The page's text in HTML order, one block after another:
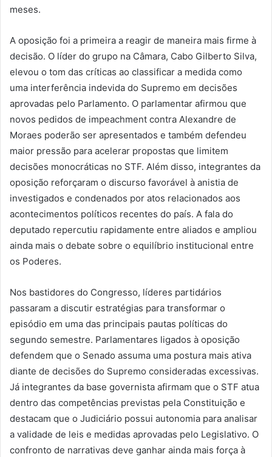
meses.
A oposição foi a primeira a reagir de maneira mais firme à
decisão. O líder do grupo na Câmara, Cabo Gilberto Silva,
elevou o tom das críticas ao classificar a medida como
uma interferência indevida do Supremo em decisões
aprovadas pelo Parlamento. O parlamentar afirmou que
novos pedidos de impeachment contra Alexandre de
Moraes poderão ser apresentados e também defendeu
maior pressão para acelerar propostas que limitem
decisões monocráticas no STF. Além disso, integrantes da
oposição reforçaram o discurso favorável à anistia de
investigados e condenados por atos relacionados aos
acontecimentos políticos recentes do país. A fala do
deputado repercutiu rapidamente entre aliados e ampliou
ainda mais o debate sobre o equilíbrio institucional entre
os Poderes.
Nos bastidores do Congresso, líderes partidários
passaram a discutir estratégias para transformar o
episódio em uma das principais pautas políticas do
segundo semestre. Parlamentares ligados à oposição
defendem que o Senado assuma uma postura mais ativa
diante de decisões do Supremo consideradas excessivas.
Já integrantes da base governista afirmam que o STF atua
dentro das competências previstas pela Constituição e
destacam que o Judiciário possui autonomia para analisar
a validade de leis e medidas aprovadas pelo Legislativo. O
confronto de narrativas deve ganhar ainda mais força à